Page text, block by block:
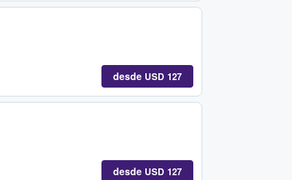
desde USD 127
desde USD 127